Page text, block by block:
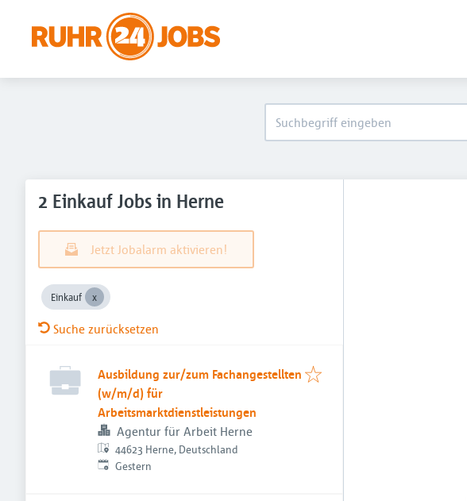
2 Einkauf Jobs in Herne
Jetzt Jobalarm aktivieren!
Einkauf
Suche zurücksetzen
Ausbildung zur/zum Fachangestellten
(w/m/d) für
Arbeitsmarktdienstleistungen
Agentur für Arbeit Herne
44623 Herne, Deutschland
Veröffentlicht
Gestern